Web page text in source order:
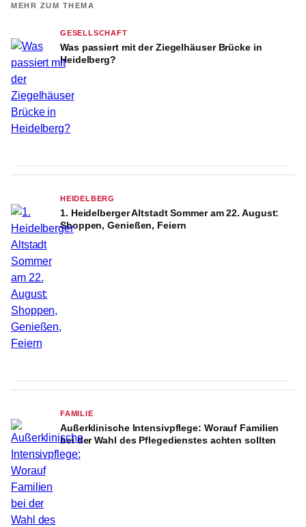
MEHR ZUM THEMA
GESELLSCHAFT
Was passiert mit der Ziegelhäuser Brücke in
Heidelberg?
HEIDELBERG
1. Heidelberger Altstadt Sommer am 22. August:
Shoppen, Genießen, Feiern
FAMILIE
Außerklinische Intensivpflege: Worauf Familien
bei der Wahl des Pflegedienstes achten sollten